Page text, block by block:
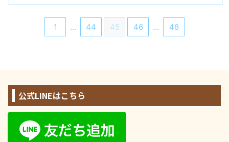
1 … 44 45 46 … 48
公式LINEはこちら